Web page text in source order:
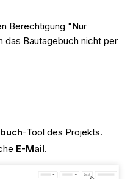
Berechtigung "Nur
das Bautagebuch nicht per
-Tool des Projekts.
E-Mail.